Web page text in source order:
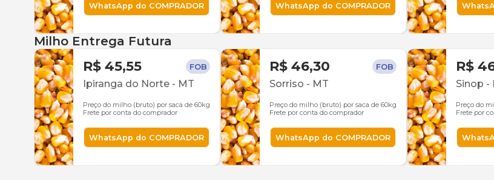
WhatsApp do COMPRADOR WhatsApp do COMPRADOR
Milho Entrega Futura
R$ 45,55 FOB
Ipiranga do Norte - MT
Preço do milho (bruto) por saca de 60kg
Frete por conta do comprador
WhatsApp do COMPRADOR
R$ 46,30 FOB
Sorriso - MT
Preço do milho (bruto) por saca de 60kg
Frete por conta do comprador
WhatsApp do COMPRADOR
R$
Sinop -
Preço do
Frete por